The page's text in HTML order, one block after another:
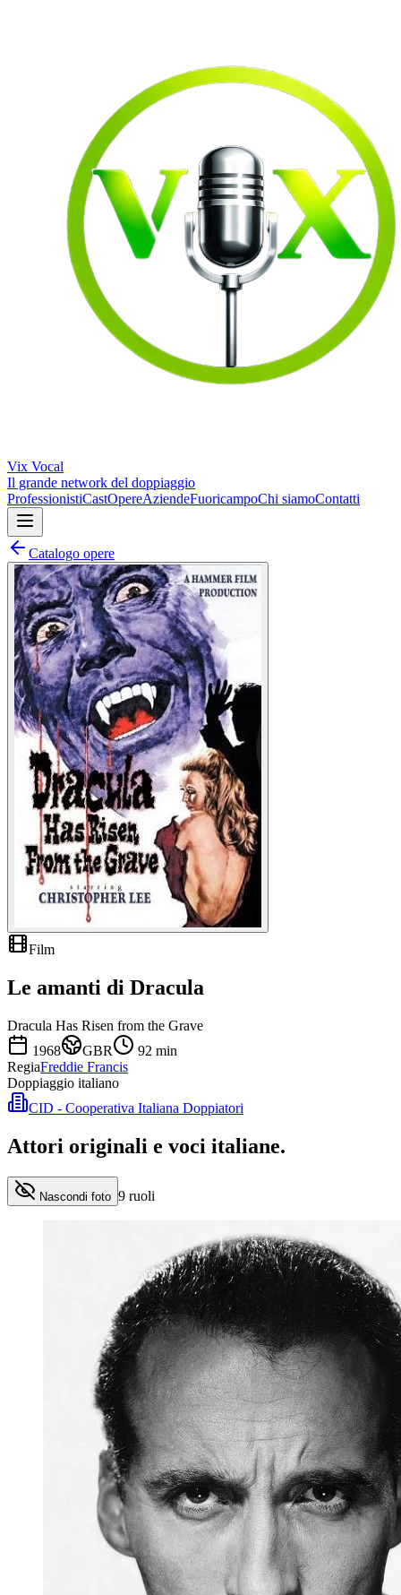
Vix Vocal
Il grande network del doppiaggio
ProfessionistiCastOpereAziendeFuoricampoChi siamoContatti
Catalogo opere
Film
Le amanti di Dracula
Dracula Has Risen from the Grave
1968
GBR 92 min
RegiaFreddie Francis
Doppiaggio italiano
CID - Cooperativa Italiana Doppiatori
Attori originali e voci italiane.
Nascondi foto 9 ruoli